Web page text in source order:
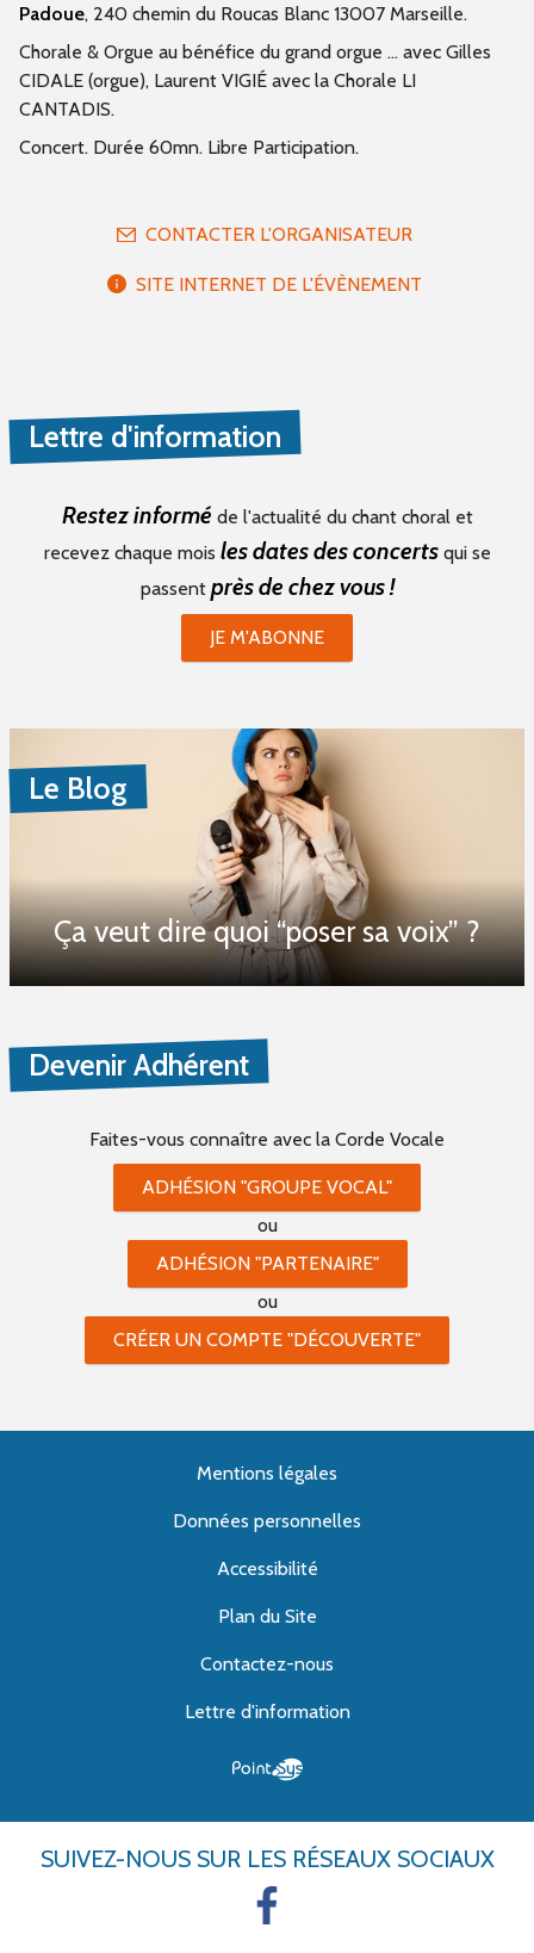
Padoue, 240 chemin du Roucas Blanc 13007 Marseille.
Chorale & Orgue au bénéfice du grand orgue ... avec Gilles
CIDALE (orgue), Laurent VIGIÉ avec la Chorale LI
CANTADIS.
Concert. Durée 60mn. Libre Participation.
CONTACTER L'ORGANISATEUR
SITE INTERNET DE L'ÉVÈNEMENT
Lettre d'information
Restez informé de l'actualité du chant choral et
recevez chaque mois les dates des concertsqui se
passent près de chez vous !
JE M'ABONNE
Le Blog
Ça veut dire quoi “poser sa voix” ?
Devenir Adhérent
Faites-vous connaître avec la Corde Vocale
ADHÉSION "GROUPE VOCAL"
ou
ADHÉSION "PARTENAIRE"
ou
CRÉER UN COMPTE "DÉCOUVERTE"
Mentions légales
Données personnelles
Accessibilité
Plan du Site
Contactez-nous
Lettre d'information
SUIVEZ-NOUS SUR LES RÉSEAUX SOCIAUX